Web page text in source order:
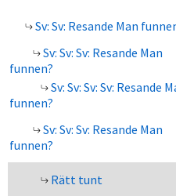
Sv: Sv: Resande Man
Sv: Sv: Sv: Resande Man
funnen?
Sv: Sv: Sv: Sv: Resande
funnen?
Sv: Sv: Sv: Resande Man
funnen?
Rätt tunt